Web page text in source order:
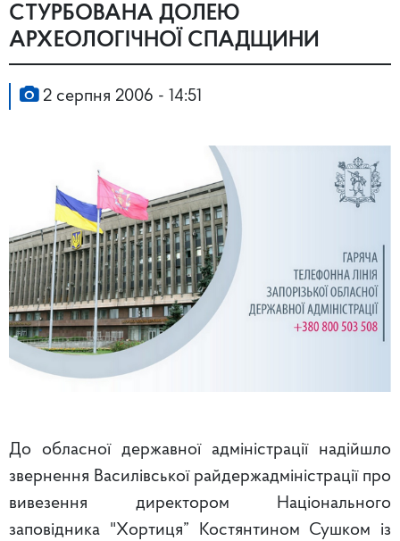
СТУРБОВАНА ДОЛЕЮ
АРХЕОЛОГІЧНОЇ СПАДЩИНИ
2 серпня 2006 - 14:51
До обласної державної адміністрації надійшло
звернення Василівської райдержадміністрації про
вивезення директором Національного
заповідника "Хортиця” Костянтином Сушком із